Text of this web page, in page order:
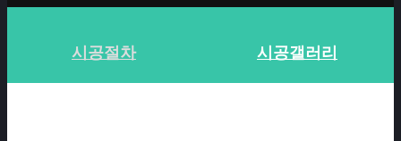
시공절차 시공갤러리